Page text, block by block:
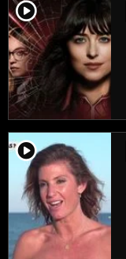
player2
player2